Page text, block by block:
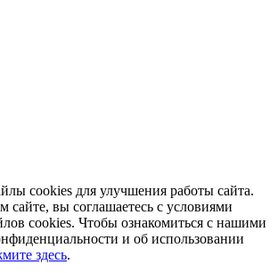
cookies для улучшения работы сайта.
сайте, вы соглашаетесь с условиями
cookies. Чтобы ознакомиться с нашими
и об использовании
здесь.